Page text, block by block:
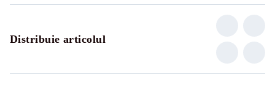
Distribuie articolul